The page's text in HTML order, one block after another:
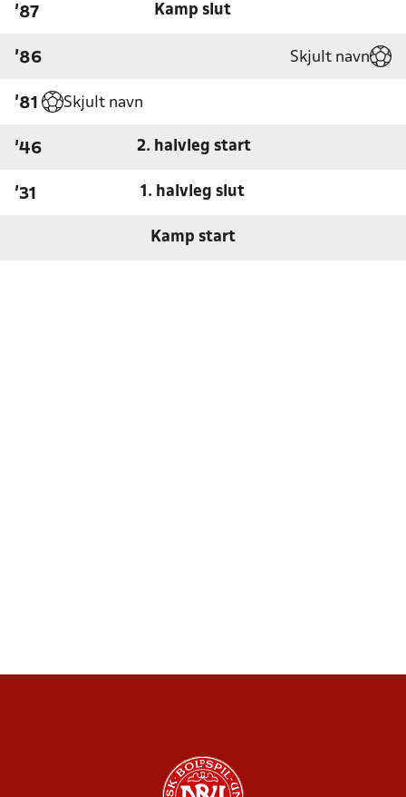
'87 Kamp slut
'86 Skjult navn
'81 Skjult navn
'46 2. halvleg start
'31 1. halvleg slut
Kamp start